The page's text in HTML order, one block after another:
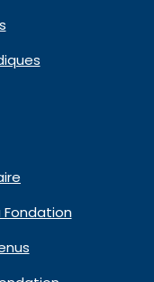
Fondation